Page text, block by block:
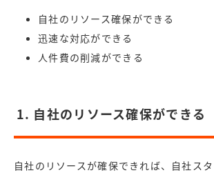
自社のリソース確保ができる
迅速な対応ができる
人件費の削減ができる
1. 自社のリソース確保ができる
自社のリソースが確保できれば、自社ス